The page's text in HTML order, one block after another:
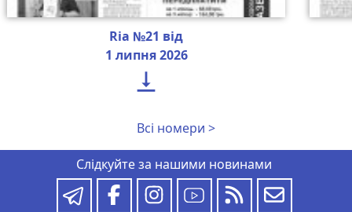
Ria №21 від
1 липня 2026

Всі номери >
Слідкуйте за нашими новинами